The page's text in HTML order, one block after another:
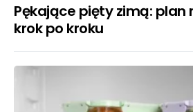
Pękające pięty zimą: plan
krok po kroku